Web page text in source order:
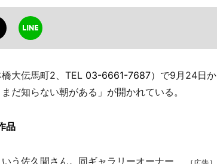
大伝馬町2、TEL 03-6661-7687）で9月24日か
だ知らない朝がある」が開かれている。
品
う佐久間さん。同ギャラリーオーナー